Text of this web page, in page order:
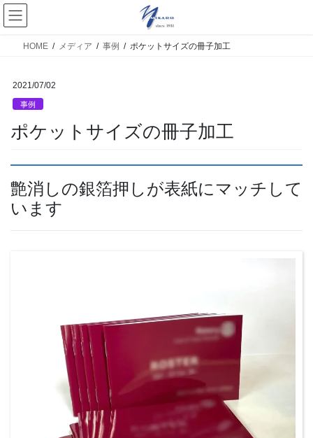
HOME メディア 事例 ポケットサイズの冊子加工
2021/07/02
事例
ポケットサイズの冊子加工
艶消しの銀箔押しが表紙にマッチして
います